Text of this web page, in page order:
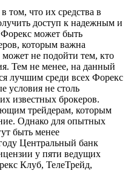
том, что их средства в
доступ к надежным и
может быть
которым важна
не подойти тем, кто
Тем не менее, на данный
лучшим среди всех Форекс
условия не столь
известных брокеров.
трейдерам, которым
Однако для опытных
быть менее
Центральный банк
у пяти ведущих
Клуб, ТелеТрейд,